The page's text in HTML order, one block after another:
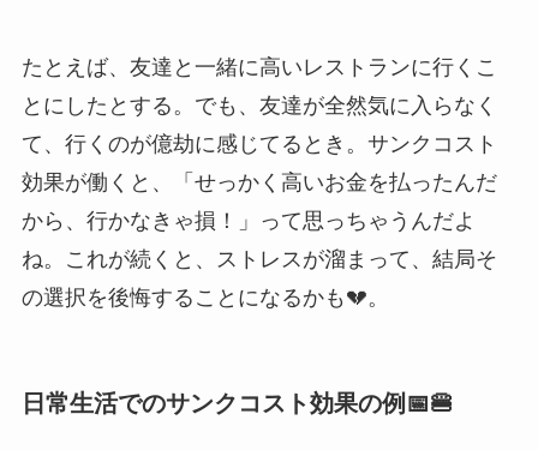
たとえば、友達と一緒に高いレストランに行くこ
とにしたとする。でも、友達が全然気に入らなく
て、行くのが億劫に感じてるとき。サンクコスト
効果が働くと、「せっかく高いお金を払ったんだ
から、行かなきゃ損！」って思っちゃうんだよ
ね。これが続くと、ストレスが溜まって、結局そ
の選択を後悔することになるかも💔。
日常生活でのサンクコスト効果の例📅🍔